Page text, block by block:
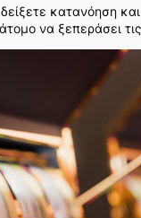
κατανόηση
να ξεπεράσει